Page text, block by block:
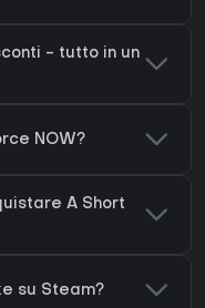
- tutto in un
NOW?
A Short
su Steam?